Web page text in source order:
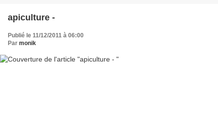
apiculture -
Publié le 11/12/2011 à 06:00
Par monik